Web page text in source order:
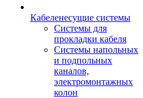
Кабеленесущие системы
Системы для
прокладки кабеля
Системы напольных
и подпольных
каналов,
электромонтажных
колон